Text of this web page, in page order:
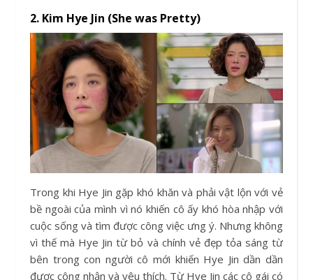
2. Kim Hye Jin (She was Pretty)
Trong khi Hye Jin gặp khó khăn và phải vật lộn với vẻ
bề ngoài của mình vì nó khiến cô ấy khó hòa nhập với
cuộc sống và tìm được công việc ưng ý. Nhưng không
vì thế mà Hye Jin từ bỏ và chính vẻ đẹp tỏa sáng từ
bên trong con người cô mới khiến Hye Jin dần dần
được công nhận và yêu thích. Từ Hye Jin các cô gái có